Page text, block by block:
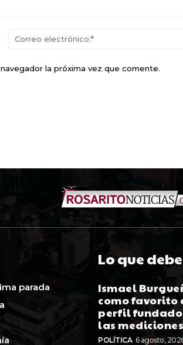
la próxima vez que comente.
parada
Lo que
Ismael
como favorito
perfil
las mediciones
POLÍTICA 6 agosto,